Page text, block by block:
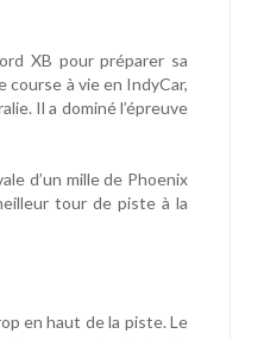
XB pour préparer sa
à vie en IndyCar,
Il a dominé l’épreuve
d’un mille de Phoenix
tour de piste à la
en haut de la piste. Le